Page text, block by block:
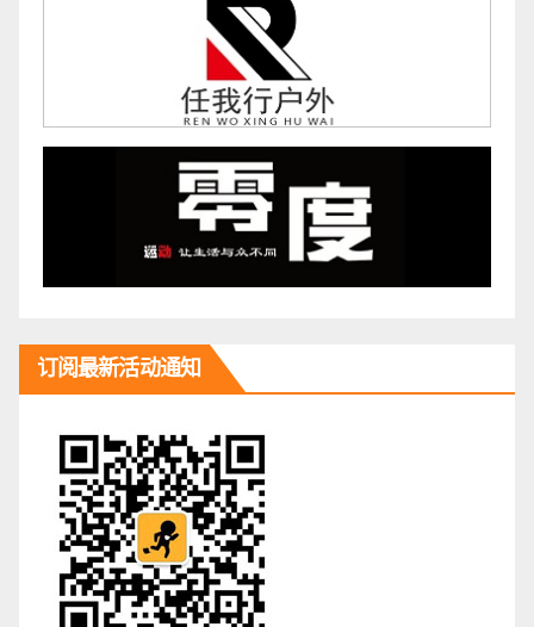
订阅最新活动通知